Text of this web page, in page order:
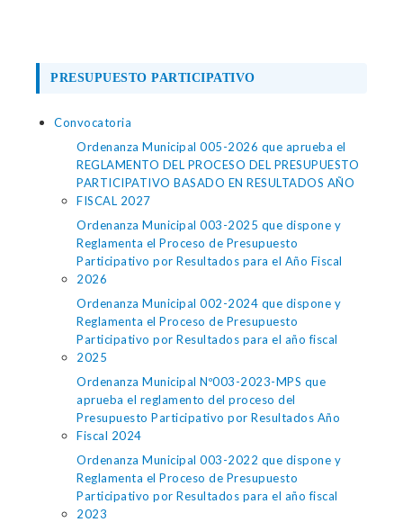
PRESUPUESTO PARTICIPATIVO
Convocatoria
Ordenanza Municipal 005-2026 que aprueba el
REGLAMENTO DEL PROCESO DEL PRESUPUESTO
PARTICIPATIVO BASADO EN RESULTADOS AÑO
FISCAL 2027
Ordenanza Municipal 003-2025 que dispone y
Reglamenta el Proceso de Presupuesto
Participativo por Resultados para el Año Fiscal
2026
Ordenanza Municipal 002-2024 que dispone y
Reglamenta el Proceso de Presupuesto
Participativo por Resultados para el año fiscal
2025
Ordenanza Municipal Nº003-2023-MPS que
aprueba el reglamento del proceso del
Presupuesto Participativo por Resultados Año
Fiscal 2024
Ordenanza Municipal 003-2022 que dispone y
Reglamenta el Proceso de Presupuesto
Participativo por Resultados para el año fiscal
2023